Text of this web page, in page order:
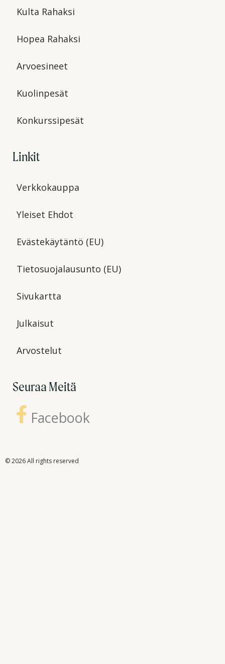
Kulta Rahaksi
Hopea Rahaksi
Arvoesineet
Kuolinpesät
Konkurssipesät
Linkit
Verkkokauppa
Yleiset Ehdot
Evästekäytäntö (EU)
Tietosuojalausunto (EU)
Sivukartta
Julkaisut
Arvostelut
Seuraa Meitä
Facebook
© 2026 All rights reserved